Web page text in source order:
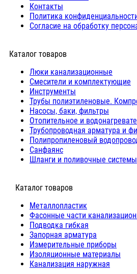
Контакты
Политика
Согласие на обработку
Каталог товаров
Люки канализационные
Cмесители и комплектующие
Инструменты
Трубы полиэтиленовые.
Насосы, баки, фильтры
Отопительное и
Трубопроводная арматура и
Полипропиленовый
Санфаянс
Шланги и поливочные системы
⠀Каталог товаров
Металлопластик
Фасонные части
Подводка гибкая
Запорная арматура
Измерительные приборы
Изоляционные материалы
Канализация наружная